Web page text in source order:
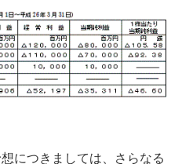
につきましては、さらなる